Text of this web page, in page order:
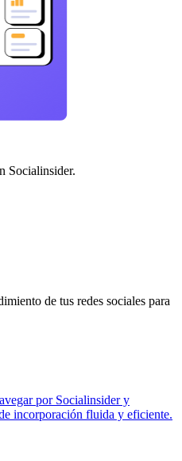
Socialinsider.
de tus redes sociales para
por Socialinsider y
incorporación fluida y eficiente.